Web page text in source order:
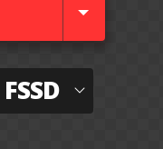
FSSD